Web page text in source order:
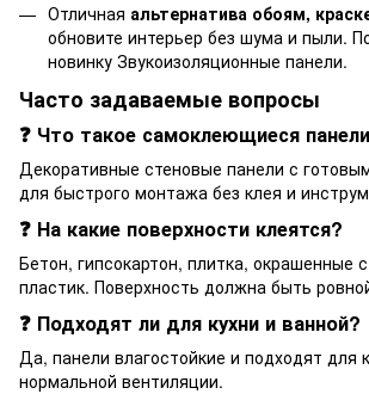
Отличная альтернатива обоям,
обновите интерьер без шума и пыли.
новинку Звукоизоляционные панели.
Часто задаваемые вопросы
❓ Что такое самоклеющиеся
Декоративные стеновые панели с
для быстрого монтажа без клея и
❓ На какие поверхности клеятся?
Бетон, гипсокартон, плитка,
пластик. Поверхность должна быть
❓ Подходят ли для кухни и ванной?
Да, панели влагостойкие и подходят для
нормальной вентиляции.